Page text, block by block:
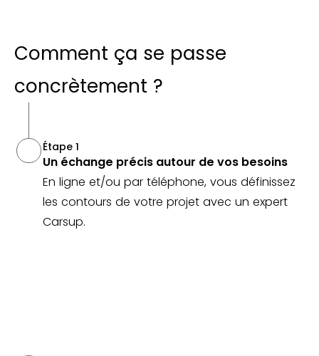
Comment ça se passe
concrètement ?
Étape 1
Un échange précis autour de vos besoins
En ligne et/ou par téléphone, vous définissez
les contours de votre projet avec un expert
Carsup.